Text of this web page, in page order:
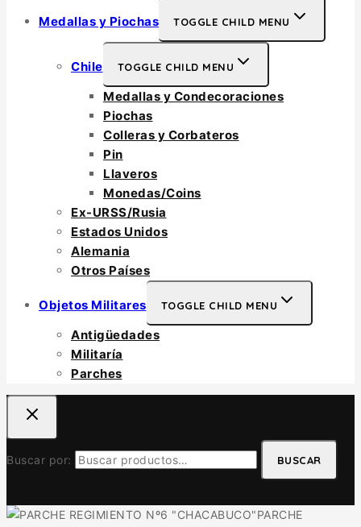
Medallas y Piochas TOGGLE CHILD MENU
Chile TOGGLE CHILD MENU
Medallas y Condecoraciones
Piochas
Colleras y Corbateros
Pin
Llaveros
Monedas/Coins
Ex-URSS/Rusia
Estados Unidos
Alemania
Otros Países
Objetos Militares TOGGLE CHILD MENU
Antigüedades
Militaría
Parches
Buscar por: BUSCAR
PARCHE